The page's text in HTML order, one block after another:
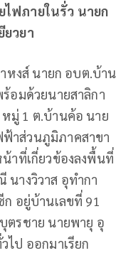
ฟภายในรั่ว นายก
ยวยา
หงส์ นายก อบต.บ้าน
อมด้วยนายสาลิกา
มู่ 1 ต.บ้านค้อ นาย
าส่วนภูมิภาคสาขา
าที่เกี่ยวข้องลงพื้นที่
นางวิวาส อุทำกา
อยู่บ้านเลขที่ 91
รชาย นายพายุ อุ
ไป ออกมาเรียก